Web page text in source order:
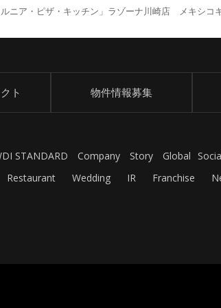
ニア・ピザ・キッチン」ラゾーナ川崎店 メキシ
ト 物件情報募集
STANDARD Company Story Global
Restaurant
Wedding IR Franchise